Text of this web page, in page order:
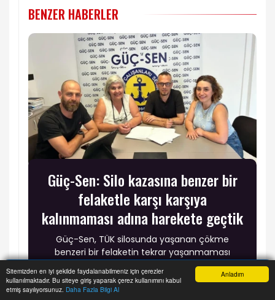
Anladım
Sitemizden en iyi şekilde faydalanabilmeniz için çerezler
kullanılmaktadır. Bu siteye giriş yaparak çerez kullanımını kabul
etmiş sayılıyorsunuz. Daha Fazla Bilgi Al
BENZER HABERLER
Güç-Sen: Silo kazasına benzer bir
felaketle karşı karşıya
kalınmaması adına harekete geçtik
Güç-Sen, TÜK silosunda yaşanan çökme
benzeri bir felaketin tekrar yaşanmaması
amacıyla Gazimağusa Limanı'ndan başlayarak
iş sağlığı ve güvenliği eğitimleri
düzenleyeceğini, çalışma alanlarındaki risklerin
Anasayfa Yazarlar Haber Ara İhbar Hattı Menu